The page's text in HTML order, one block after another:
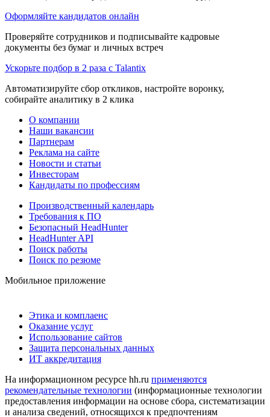
Оформляйте кандидатов онлайн
Проверяйте сотрудников и подписывайте кадровые
документы без бумаг и личных встреч
Ускорьте подбор в 2 раза с Talantix
Автоматизируйте сбор откликов, настройте воронку,
собирайте аналитику в 2 клика
О компании
Наши вакансии
Партнерам
Реклама на сайте
Новости и статьи
Инвесторам
Кандидаты по профессиям
Производственный календарь
Требования к ПО
Безопасный HeadHunter
HeadHunter API
Поиск работы
Поиск по резюме
Мобильное приложение
Этика и комплаенс
Оказание услуг
Использование сайтов
Защита персональных данных
ИТ аккредитация
На информационном ресурсе hh.ru применяются
рекомендательные технологии (информационные технологии
предоставления информации на основе сбора, систематизации
и анализа сведений, относящихся к предпочтениям